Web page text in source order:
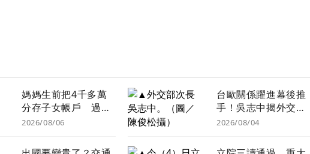
媽媽生前把4千多萬
分存子女帳戶 過世
後算誰的？法院揭認
2026/08/06
台歐關係躍進幕後推
手！吳志中揭外交突
破關鍵：「先相信真
2026/08/04